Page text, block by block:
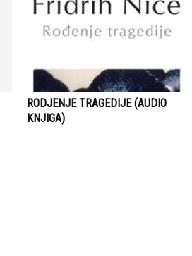
RODJENJE TRAGEDIJE (AUDIO
KNJIGA)